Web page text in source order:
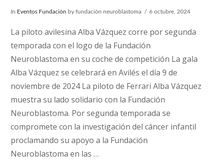
In Eventos Fundación by fundación neuroblastoma 6 octubre, 2024
La piloto avilesina Alba Vázquez corre por segunda
temporada con el logo de la Fundación
Neuroblastoma en su coche de competición La gala
Alba Vázquez se celebrará en Avilés el día 9 de
noviembre de 2024 La piloto de Ferrari Alba Vázquez
muestra su lado solidario con la Fundación
Neuroblastoma. Por segunda temporada se
compromete con la investigación del cáncer infantil
proclamando su apoyo a la Fundación
Neuroblastoma en las …